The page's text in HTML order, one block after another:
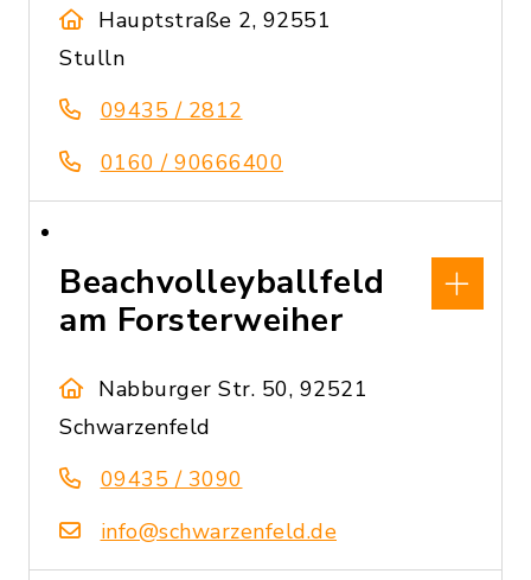
Hauptstraße 2, 92551
Stulln
09435 / 2812
0160 / 90666400
Beachvolleyballfeld
am Forsterweiher
Nabburger Str. 50, 92521
Schwarzenfeld
09435 / 3090
info@schwarzenfeld.de